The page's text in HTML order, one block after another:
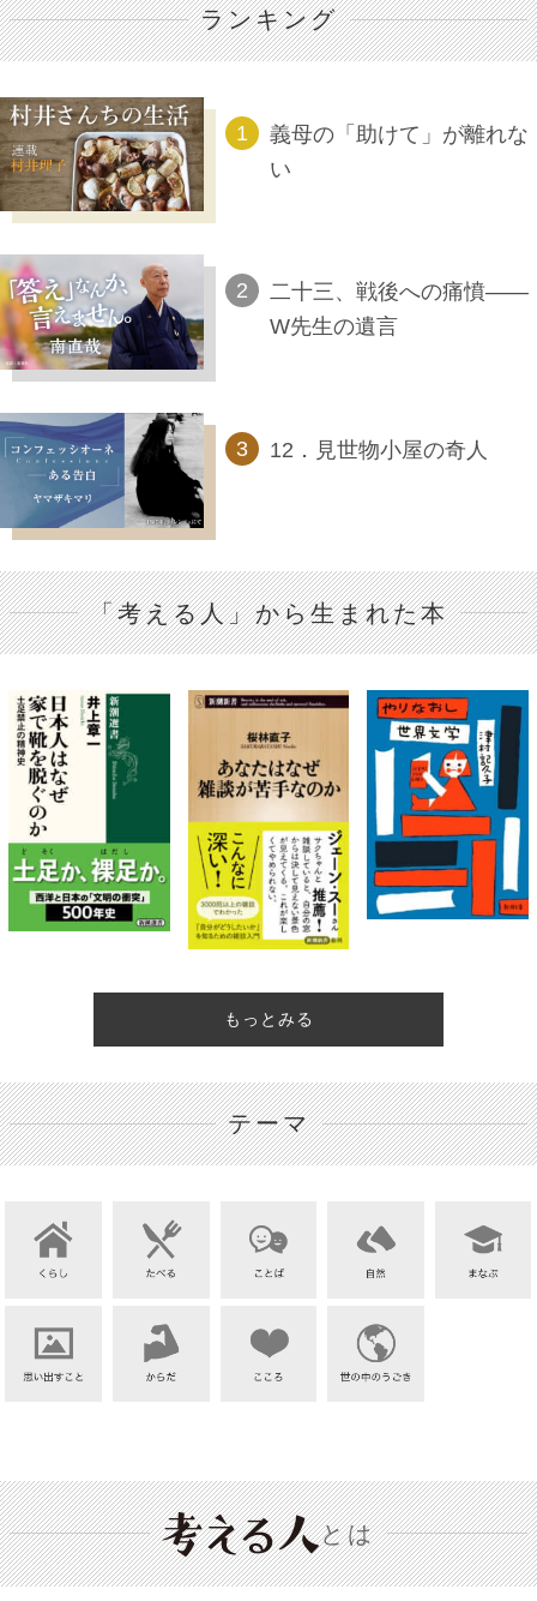
ランキング
義母の「助けて」が離れな
い
二十三、戦後への痛憤――
W先生の遺言
12．見世物小屋の奇人
「考える人」から生まれた本
もっとみる
テーマ
とは